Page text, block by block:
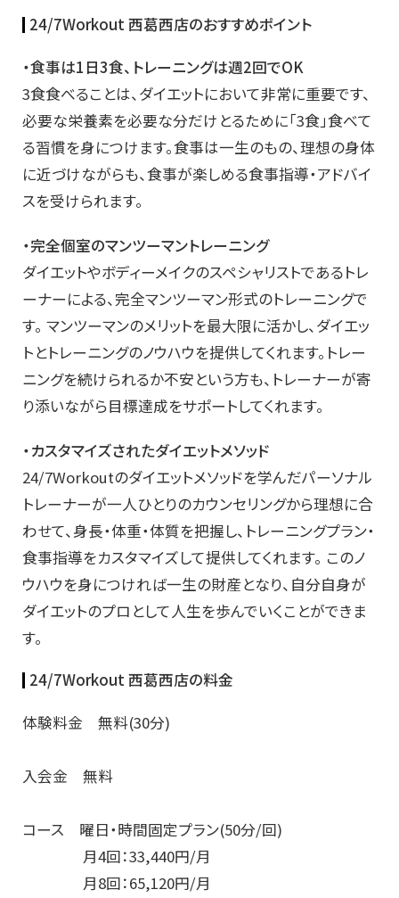
24/7Workout 西葛西店のおすすめポイント
・食事は1日3食、トレーニングは週2回でOK
3食食べることは、ダイエットにおいて非常に重要です、
必要な栄養素を必要な分だけとるために「3食」食べて
る習慣を身につけます。食事は一生のもの、理想の身体
に近づけながらも、食事が楽しめる食事指導・アドバイ
スを受けられます。
・完全個室のマンツーマントレーニング
ダイエットやボディーメイクのスペシャリストであるトレ
ーナーによる、完全マンツーマン形式のトレーニングで
す。 マンツーマンのメリットを最大限に活かし、ダイエッ
トとトレーニングのノウハウを提供してくれます。トレー
ニングを続けられるか不安という方も、トレーナーが寄
り添いながら目標達成をサポートしてくれます。
・カスタマイズされたダイエットメソッド
24/7Workoutのダイエットメソッドを学んだパーソナル
トレーナーが一人ひとりのカウンセリングから理想に合
わせて、身長・体重・体質を把握し、トレーニングプラン・
食事指導をカスタマイズして提供してくれます。 このノ
ウハウを身につければ一生の財産となり、自分自身が
ダイエットのプロとして人生を歩んでいくことができま
す。
24/7Workout 西葛西店の料金
体験料金 無料(30分)
入会金 無料
コース 曜日・時間固定プラン(50分/回)
月4回：33,440円/月
月8回：65,120円/月